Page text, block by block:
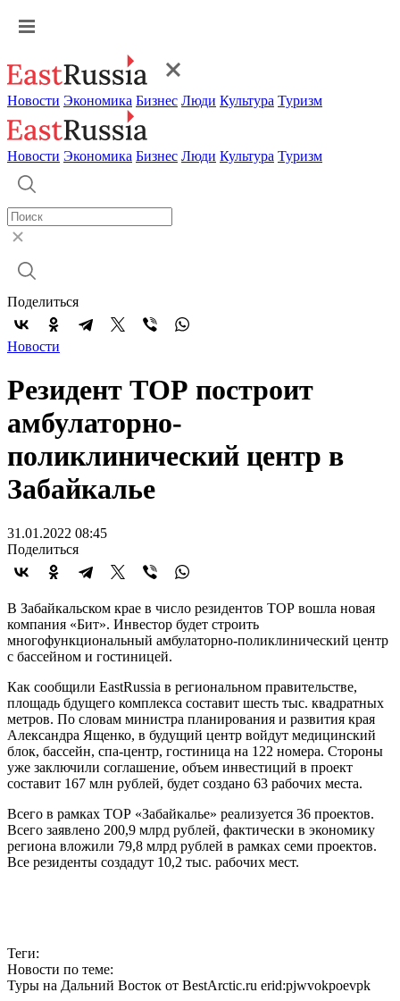
Новости Экономика Бизнес Люди Культура Туризм
Новости Экономика Бизнес Люди Культура Туризм
Поделиться
Новости
Резидент ТОР построит
амбулаторно-
поликлинический центр в
Забайкалье
31.01.2022 08:45
Поделиться
В Забайкальском крае в число резидентов ТОР вошла новая
компания «Бит». Инвестор будет строить
многофункциональный амбулаторно-поликлинический центр
с бассейном и гостиницей.
Как сообщили EastRussia в региональном правительстве,
площадь бдущего комплекса составит шесть тыс. квадратных
метров. По словам министра планирования и развития края
Александра Ященко, в будущий центр войдут медицинский
блок, бассейн, спа-центр, гостиница на 122 номера. Стороны
уже заключили соглашение, объем инвестиций в проект
составит 167 млн рублей, будет создано 63 рабочих места.
Всего в рамках ТОР «Забайкалье» реализуется 36 проектов.
Всего заявлено 200,9 млрд рублей, фактически в экономику
региона вложили 79,8 млрд рублей в рамках семи проектов.
Все резиденты создадут 10,2 тыс. рабочих мест.
Теги:
Новости по теме:
Туры на Дальний Восток от BestArctic.ru erid:pjwvokpoevpk